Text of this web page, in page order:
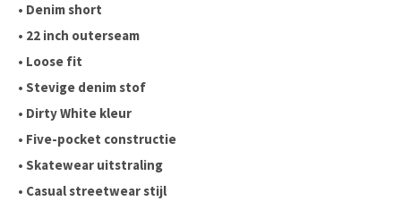
• Denim short
• 22 inch outerseam
• Loose fit
• Stevige denim stof
• Dirty White kleur
• Five-pocket constructie
• Skatewear uitstraling
• Casual streetwear stijl